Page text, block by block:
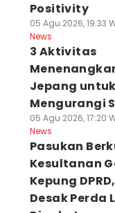
Positivity
05 Agu 2026, 19:33
News
3 Aktivitas
Jepang untuk
Mengurangi
05 Agu 2026, 17:20
News
Pasukan
Kesultanan
Kepung DPRD,
Desak Perda